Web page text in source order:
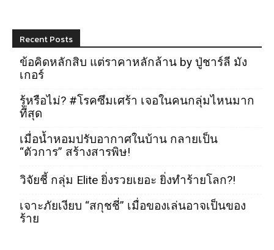
Recent Posts
ข้อคิดหลักสิบ แต่ราคาหลักล้าน by ปู่ชาร์ลี มัง
เกอร์
รู้หรือไม่? #โรคซึมเศร้า เจอในคนกลุ่มไหนมาก
ที่สุด
เมื่อน้ำหอมปรับอากาศในบ้าน กลายเป็น
“ตัวการ” สร้างสารพิษ!
วิจัยชี้ กลุ่ม Elite ยิ่งรวยเยอะ ยิ่งทำร้ายโลก?!
เจาะภัยเงียบ “สกุชชี่” เมื่อของเล่นอาจเป็นของ
ร้าย